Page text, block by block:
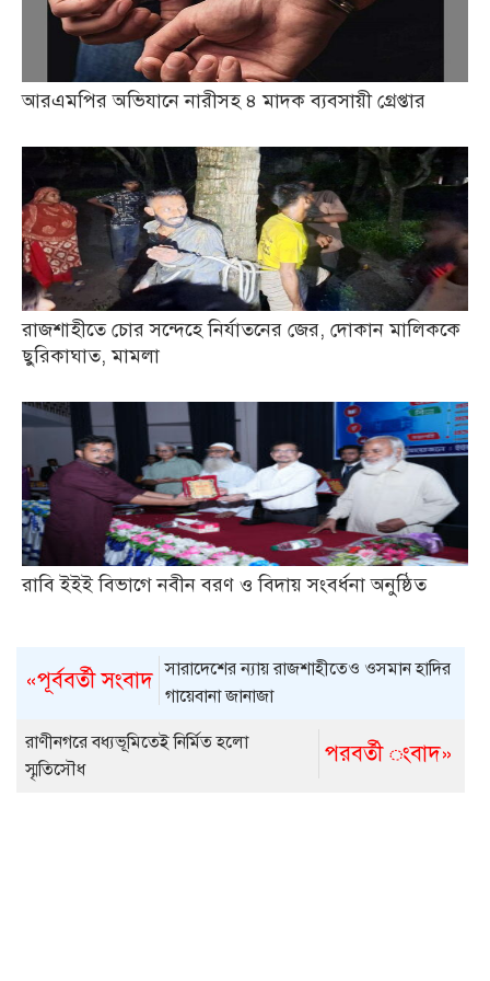
আরএমপির অভিযানে নারীসহ ৪ মাদক ব্যবসায়ী গ্রেপ্তার
রাজশাহীতে চোর সন্দেহে নির্যাতনের জের, দোকান মালিককে
ছুরিকাঘাত, মামলা
রাবি ইইই বিভাগে নবীন বরণ ও বিদায় সংবর্ধনা অনুষ্ঠিত
«পূর্ববর্তী সংবাদ সারাদেশের ন্যায় রাজশাহীতেও ওসমান হাদির
গায়েবানা জানাজা
পরবর্তী ংবাদ»
রাণীনগরে বধ্যভূমিতেই নির্মিত হলো
স্মৃতিসৌধ